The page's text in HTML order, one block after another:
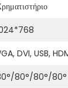
DVI, USB,
80°/80°/